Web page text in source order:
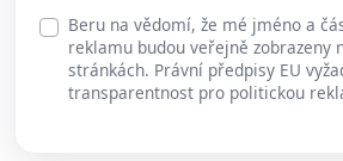
Beru na vědomí, že mé jméno a
reklamu budou veřejně zobrazeny
stránkách. Právní předpisy EU
transparentnost pro politickou